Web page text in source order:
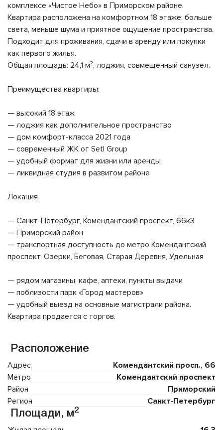
комплексе «Чистое Небо» в Приморском районе.
Квартира расположена на комфортном 18 этаже: больше
света, меньше шума и приятное ощущение пространства.
Подходит для проживания, сдачи в аренду или покупки
как первого жилья.
Общая площадь: 24,1 м², лоджия, совмещенный санузел.
Преимущества квартиры:
— высокий 18 этаж
— лоджия как дополнительное пространство
— дом комфорт-класса 2021 года
— современный ЖК от Setl Group
— удобный формат для жизни или аренды
— ликвидная студия в развитом районе
Локация
— Санкт-Петербург, Комендантский проспект, 66к3
— Приморский район
— транспортная доступность до метро Комендантский
проспект, Озерки, Беговая, Старая Деревня, Удельная
— рядом магазины, кафе, аптеки, пункты выдачи
— поблизости парк «Город мастеров»
— удобный выезд на основные магистрали района.
Квартира продается с торгов.
Расположение
Адрес
Комендантский просп., 66
Метро
Комендантский проспект
Район
Приморский
Регион
Санкт-Петербург
Площади, м2